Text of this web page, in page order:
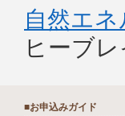
自然エ
ヒーブ
■お申込みガイド